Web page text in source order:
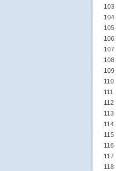
103
104
105
106
107
108
109
110
111
112
113
114
115
116
117
118